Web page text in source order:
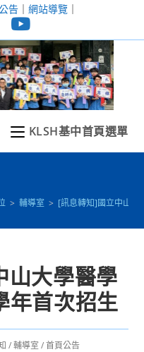
告｜ 網站導覽｜
KLSH基中首頁選單
> 輔導室 > [訊息轉知]國立中山大
山大學醫學
年首次招生
/ 輔導室 / 首頁公告